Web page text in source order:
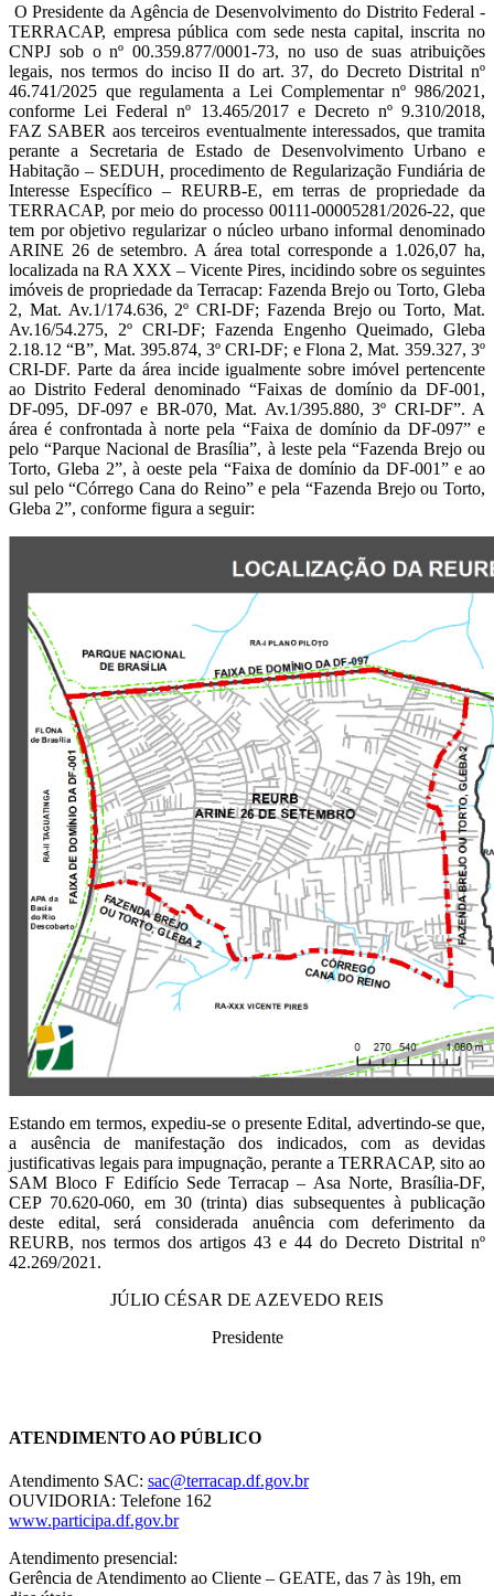
O Presidente da Agência de Desenvolvimento do Distrito Federal -
TERRACAP, empresa pública com sede nesta capital, inscrita no
CNPJ sob o nº 00.359.877/0001-73, no uso de suas atribuições
legais, nos termos do inciso II do art. 37, do Decreto Distrital nº
46.741/2025 que regulamenta a Lei Complementar nº 986/2021,
conforme Lei Federal nº 13.465/2017 e Decreto nº 9.310/2018,
FAZ SABER aos terceiros eventualmente interessados, que tramita
perante a Secretaria de Estado de Desenvolvimento Urbano e
Habitação – SEDUH, procedimento de Regularização Fundiária de
Interesse Específico – REURB-E, em terras de propriedade da
TERRACAP, por meio do processo 00111-00005281/2026-22, que
tem por objetivo regularizar o núcleo urbano informal denominado
ARINE 26 de setembro. A área total corresponde a 1.026,07 ha,
localizada na RA XXX – Vicente Pires, incidindo sobre os seguintes
imóveis de propriedade da Terracap: Fazenda Brejo ou Torto, Gleba
2, Mat. Av.1/174.636, 2º CRI-DF; Fazenda Brejo ou Torto, Mat.
Av.16/54.275, 2º CRI-DF; Fazenda Engenho Queimado, Gleba
2.18.12 “B”, Mat. 395.874, 3º CRI-DF; e Flona 2, Mat. 359.327, 3º
CRI-DF. Parte da área incide igualmente sobre imóvel pertencente
ao Distrito Federal denominado “Faixas de domínio da DF-001,
DF-095, DF-097 e BR-070, Mat. Av.1/395.880, 3º CRI-DF”. A
área é confrontada à norte pela “Faixa de domínio da DF-097” e
pelo “Parque Nacional de Brasília”, à leste pela “Fazenda Brejo ou
Torto, Gleba 2”, à oeste pela “Faixa de domínio da DF-001” e ao
sul pelo “Córrego Cana do Reino” e pela “Fazenda Brejo ou Torto,
Gleba 2”, conforme figura a seguir:
Estando em termos, expediu-se o presente Edital, advertindo-se que,
a ausência de manifestação dos indicados, com as devidas
justificativas legais para impugnação, perante a TERRACAP, sito ao
SAM Bloco F Edifício Sede Terracap – Asa Norte, Brasília-DF,
CEP 70.620-060, em 30 (trinta) dias subsequentes à publicação
deste edital, será considerada anuência com deferimento da
REURB, nos termos dos artigos 43 e 44 do Decreto Distrital nº
42.269/2021.
JÚLIO CÉSAR DE AZEVEDO REIS
Presidente
ATENDIMENTO AO PÚBLICO
Atendimento SAC: sac@terracap.df.gov.br
OUVIDORIA: Telefone 162
www.participa.df.gov.br
Atendimento presencial:
Gerência de Atendimento ao Cliente – GEATE, das 7 às 19h, em